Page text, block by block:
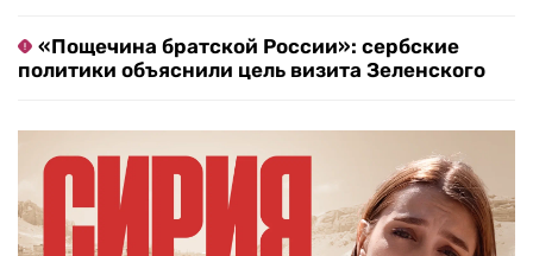
«Пощечина братской России»: сербские
политики объяснили цель визита Зеленского